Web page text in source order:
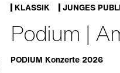
KLASSIK JUNGES
Podium |
PODIUM Konzerte 2026